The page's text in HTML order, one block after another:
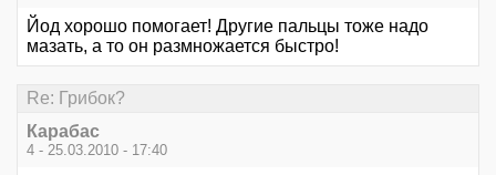
Йод хорошо помогает! Другие пальцы тоже надо
мазать, а то он размножается быстро!
Re: Грибок?
Карабас
4 - 25.03.2010 - 17:40